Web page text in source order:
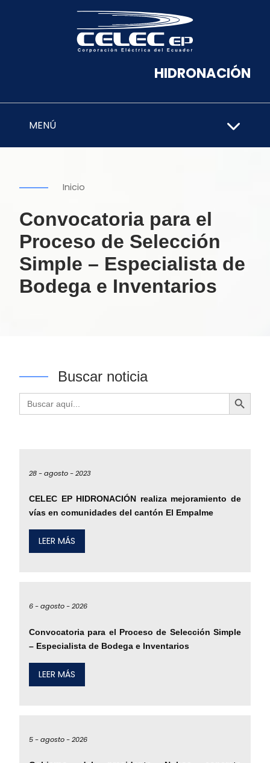
HIDRONACIÓN
MENÚ
Inicio
Convocatoria para el
Proceso de Selección
Simple – Especialista de
Bodega e Inventarios
Buscar noticia
Buscar: Botón de búsqueda
28 -agosto -2023
CELEC EP HIDRONACIÓN realiza mejoramiento de
vías en comunidades del cantón El Empalme
LEER MÁS
6 -agosto -2026
Convocatoria para el Proceso de Selección Simple
– Especialista de Bodega e Inventarios
LEER MÁS
5 -agosto -2026